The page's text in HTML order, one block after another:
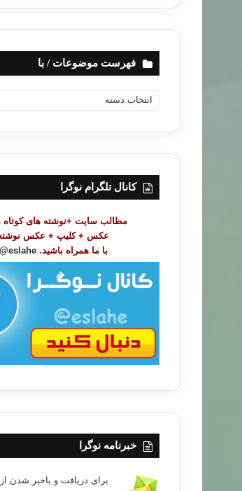
فهرست موضوعات / با
ه
ت
ض
کانال تلگرام نوگرا
مطالب سایت +نوشته های کوتاه
عکس + کلیپ + عکس
با ما همراه باشید. eslahe@
خبرنامه نوگرا
برای دریافت و باخبر شدن